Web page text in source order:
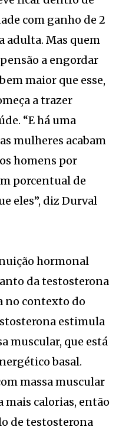
com ganho de 2
adulta. Mas quem
a engordar
maior que esse,
a trazer
“E há uma
mulheres acabam
homens por
porcentual de
eles”, diz Durval
hormonal
da testosterona
no contexto do
estimula
muscular, que está
basal.
massa muscular
mais calorias, então
de testosterona